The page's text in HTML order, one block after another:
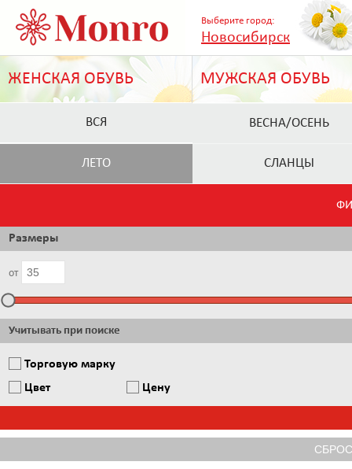
Выберите город:
Новосибирск
ЖЕНСКАЯ ОБУВЬ МУЖСКАЯ ОБУВЬ
ВСЯ ВЕСНА/ОСЕНЬ
ЛЕТО СЛАНЦЫ
Размеры
от
Учитывать при поиске
Торговую марку
Цвет
Цену